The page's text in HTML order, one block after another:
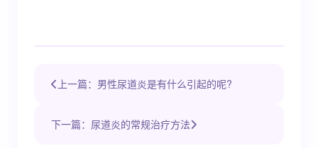
上一篇：男性尿道炎是有什么引起的呢?
下一篇：尿道炎的常规治疗方法